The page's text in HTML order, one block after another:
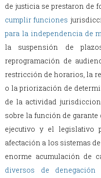
de justicia se prestaron de
cumplir funciones
para la independencia de
la suspensión de
reprogramación de
restricción de horarios, la
o la priorización de
de la actividad
sobre la función de
ejecutivo y el legislativo
afectación a los sistemas
enorme acumulación de
diversos de denegación